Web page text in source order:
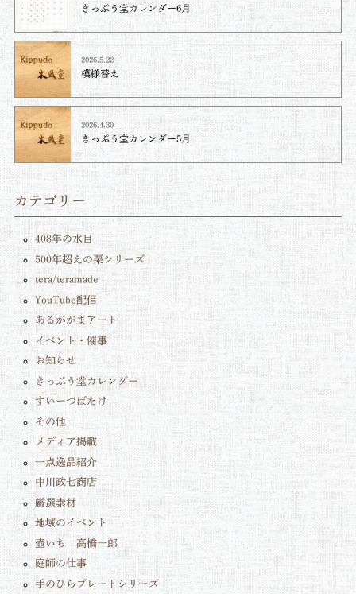
きっぷう堂カレンダー6月
2026.5.22
模様替え
2026.4.30
きっぷう堂カレンダー5月
カテゴリー
408年の水目
500年超えの栗シリーズ
tera/teramade
YouTube配信
あるががまアート
イベント・催事
お知らせ
きっぷう堂カレンダー
すいーつばたけ
その他
メディア掲載
一点逸品紹介
中川政七商店
厳選素材
地域のイベント
壺いち 髙橋一郎
庭師の仕事
手のひらプレートシリーズ